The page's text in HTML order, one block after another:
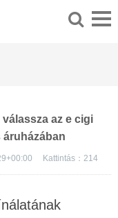
az e cigi
áruházában
Kattintás： 214